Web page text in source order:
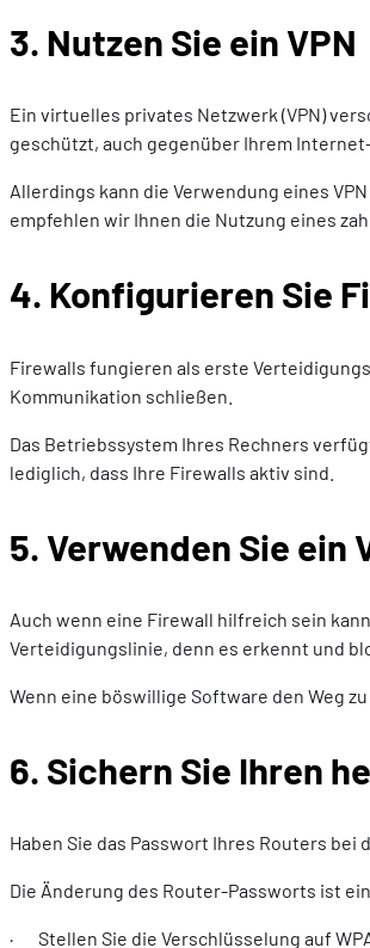
3. Nutzen Sie ein VPN
Ein virtuelles privates Netzwerk (VPN)
geschützt, auch gegenüber Ihrem
Allerdings kann die Verwendung eines
empfehlen wir Ihnen die Nutzung eines
4. Konfigurieren Sie
Firewalls fungieren als erste
Kommunikation schließen.
Das Betriebssystem Ihres Rechners
lediglich, dass Ihre Firewalls aktiv sind.
5. Verwenden Sie
Auch wenn eine Firewall hilfreich sein
Verteidigungslinie, denn es erkennt und
Wenn eine böswillige Software den Weg
6. Sichern Sie Ihren
Haben Sie das Passwort Ihres Routers
Die Änderung des Router-Passworts ist
· Stellen Sie die Verschlüsselung auf